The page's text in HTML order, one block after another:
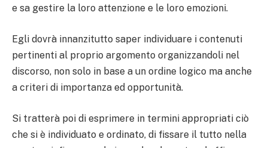
e sa gestire la loro attenzione e le loro emozioni.
Egli dovrà innanzitutto saper individuare i contenuti
pertinenti al proprio argomento organizzandoli nel
discorso, non solo in base a un ordine logico ma anche
a criteri di importanza ed opportunità.
Si tratterà poi di esprimere in termini appropriati ciò
che si è individuato e ordinato, di fissare il tutto nella